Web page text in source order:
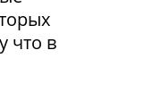
что в